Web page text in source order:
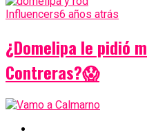
Influencers6 años atrás
¿Domelipa le pidió
Contreras?😱